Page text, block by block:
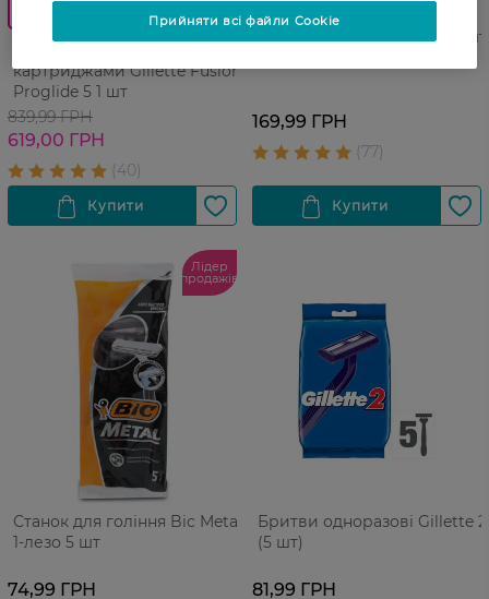
картриджами Gillette Fusion
Proglide 5 1 шт
839,99 ГРН
619,00 ГРН
Бритви для гоління
одноразові Gillette Blue 3 шт
169,99 ГРН
Лідер
продажів
Станок для гоління Bic Metal
1-лезо 5 шт
74,99 ГРН
Бритви одноразові Gillette 2
(5 шт)
81,99 ГРН
Прийняти всі файли Cookie